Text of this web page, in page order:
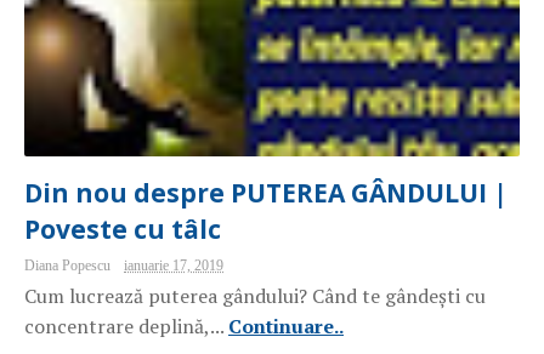
Din nou despre PUTEREA GÂNDULUI |
Poveste cu tâlc
Diana Popescu ianuarie 17, 2019
Cum lucrează puterea gândului? Când te gândești cu
concentrare deplină,... Continuare..